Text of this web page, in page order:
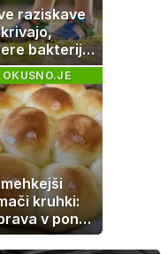
raziskave
bakterije
privlačijo
OKUSNO.JE
kruhki:
v ponvi
za popoln